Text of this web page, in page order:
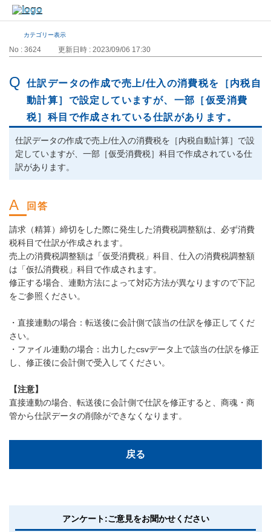
カテゴリー表示
No : 3624 更新日時 : 2023/09/06 17:30
仕訳データの作成で売上/仕入の消費税を［内税自
動計算］で設定していますが、一部［仮受消費
税］科目で作成されている仕訳があります。
仕訳データの作成で売上/仕入の消費税を［内税自動計算］で設
定していますが、一部［仮受消費税］科目で作成されている仕
訳があります。
請求（精算）締切をした際に発生した消費税調整額は、必ず消費
税科目で仕訳が作成されます。
売上の消費税調整額は「仮受消費税」科目、仕入の消費税調整額
は「仮払消費税」科目で作成されます。
修正する場合、連動方法によって対応方法が異なりますので下記
をご参照ください。
・直接連動の場合：転送後に会計側で該当の仕訳を修正してくだ
さい。
・ファイル連動の場合：出力したcsvデータ上で該当の仕訳を修正
し、修正後に会計側で受入してください。
【注意】
直接連動の場合、転送後に会計側で仕訳を修正すると、商魂・商
管から仕訳データの削除ができなくなります。
戻る
アンケート:ご意見をお聞かせください